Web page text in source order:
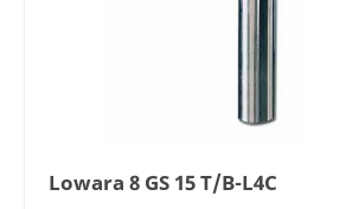
Lowara 8 GS 15 T/B-L4C